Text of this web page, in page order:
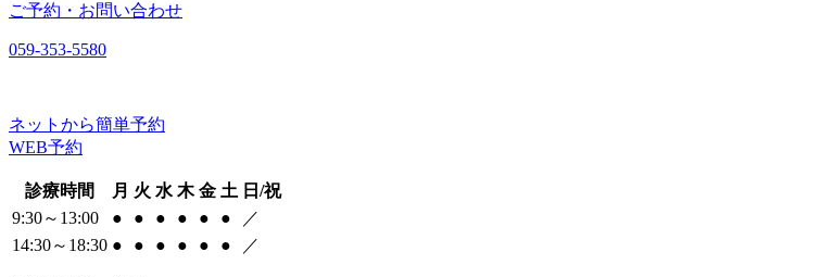
ご予約・お問い合わせ
059-353-5580
ネットから簡単予約
WEB予約
診療時間 月 火 水 木 金 土 日/祝
9:30～13:00
● ● ● ● ● ●
／
14:30～18:30 ● ● ● ● ● ● ／